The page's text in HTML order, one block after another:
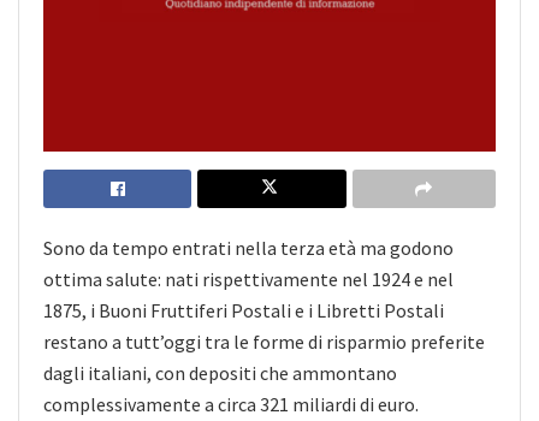
Sono da tempo entrati nella terza età ma godono
ottima salute: nati rispettivamente nel 1924 e nel
1875, i Buoni Fruttiferi Postali e i Libretti Postali
restano a tutt’oggi tra le forme di risparmio preferite
dagli italiani, con depositi che ammontano
complessivamente a circa 321 miliardi di euro.